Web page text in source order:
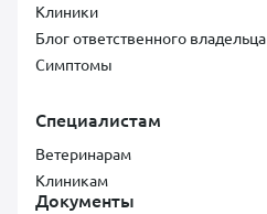
Клиники
Блог ответственного владельца
Симптомы
Специалистам
Ветеринарам
Клиникам
Документы